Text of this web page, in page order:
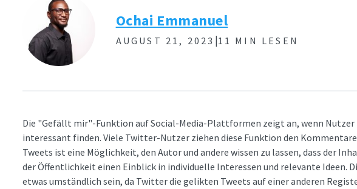
Ochai Emmanuel
AUGUST 21, 2023 |11 MIN LESEN
Die "Gefällt mir"-Funktion auf Social-Media-Plattformen zeigt an, wenn
interessant finden. Viele Twitter-Nutzer ziehen diese Funktion den
Tweets ist eine Möglichkeit, den Autor und andere wissen zu lassen, dass der
der Öffentlichkeit einen Einblick in individuelle Interessen und relevante Ideen.
etwas umständlich sein, da Twitter die gelikten Tweets auf einer anderen